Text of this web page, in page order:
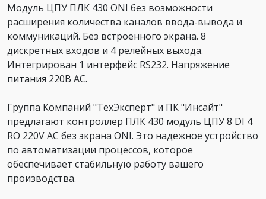
Модуль ЦПУ ПЛК 430 ONI без возможности
расширения количества каналов ввода-вывода и
коммуникаций. Без встроенного экрана. 8
дискретных входов и 4 релейных выхода.
Интегрирован 1 интерфейс RS232. Напряжение
питания 220В AC.
Группа Компаний "ТехЭксперт" и ПК "Инсайт"
предлагают контроллер ПЛК 430 модуль ЦПУ 8 DI 4
RO 220V AC без экрана ONI. Это надежное устройство
по автоматизации процессов, которое
обеспечивает стабильную работу вашего
производства.